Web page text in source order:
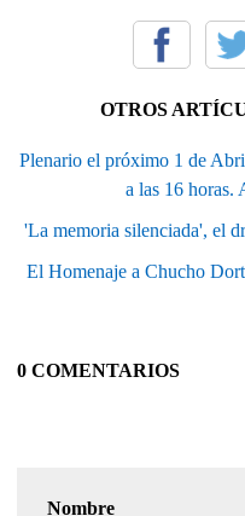
OTROS
Plenario el próximo 1 de
a las 16 horas.
'La memoria silenciada', el
El Homenaje a Chucho
0 COMENTARIOS
Nombre